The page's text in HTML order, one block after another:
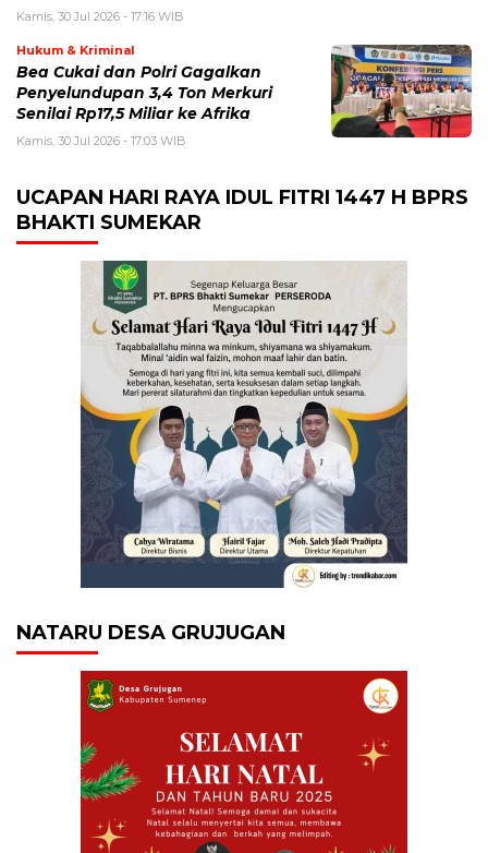
Kamis, 30 Jul 2026 - 17:16 WIB
Hukum & Kriminal
Bea Cukai dan Polri Gagalkan
Penyelundupan 3,4 Ton Merkuri
Senilai Rp17,5 Miliar ke Afrika
Kamis, 30 Jul 2026 - 17:03 WIB
UCAPAN HARI RAYA IDUL FITRI 1447 H BPRS
BHAKTI SUMEKAR
NATARU DESA GRUJUGAN